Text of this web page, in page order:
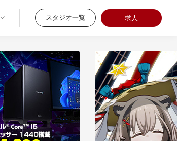
スタジオ一覧 求人